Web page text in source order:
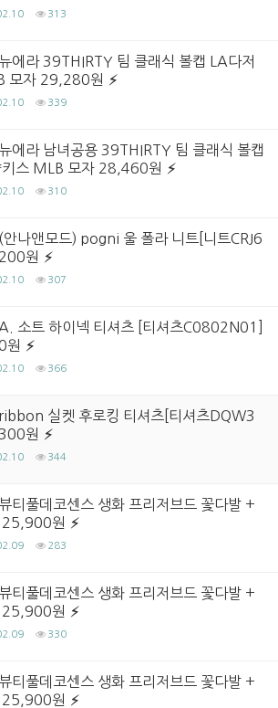
313
에라 39THIRTY 팀 클래식 볼캡 LA다저
모자 29,280원
339
에라 남녀공용 39THIRTY 팀 클래식 볼캡
키스 MLB 모자 28,460원
310
안나앤모드) pogni 울 폴라 니트[니트CRJ6
원
307
소트 하이넥 티셔츠 [티셔츠C0802N01]
원
366
실켓 후로킹 티셔츠[티셔츠DQW3
원
344
티풀데코센스 생화 프리저브드 꽃다발 +
25,900원
283
티풀데코센스 생화 프리저브드 꽃다발 +
25,900원
330
티풀데코센스 생화 프리저브드 꽃다발 +
25,900원